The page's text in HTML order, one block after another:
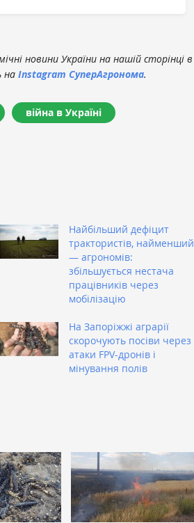
новини України на нашій сторінці в
на Instagram СуперАгронома.
війна в Україні
Найбільший дефіцит
трактористів, найменший
— агрономів:
збільшується нестача
працівників через
мобілізацію
На Запоріжжі аграрії
скорочують посіви через
атаки FPV-дронів і
мінування полів